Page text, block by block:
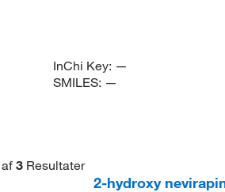
InChi Key: —
SMILES: —
af 3 Resultater
2-hydroxy